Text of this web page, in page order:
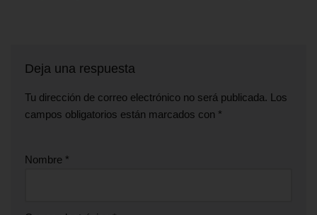
Deja una respuesta
Tu dirección de correo electrónico no será publicada. Los
campos obligatorios están marcados con *
Nombre *